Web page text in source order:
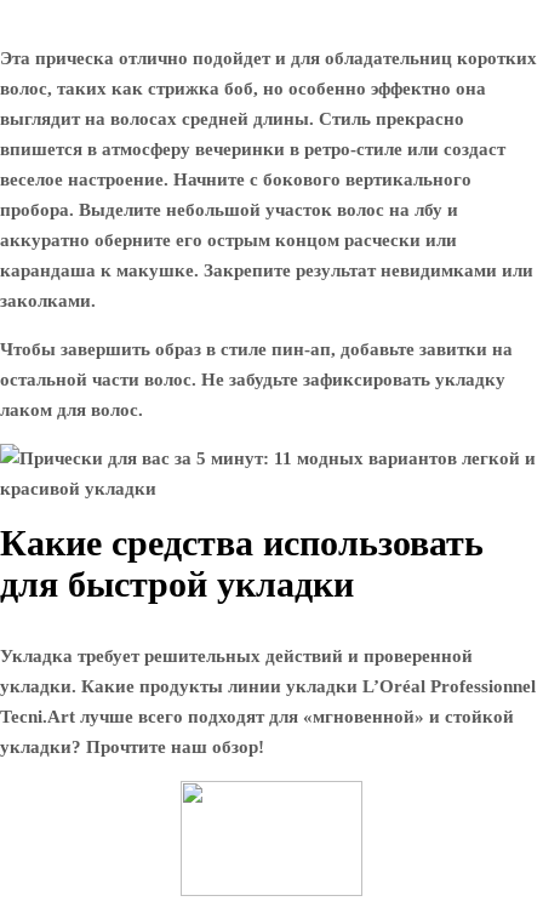
Эта прическа отлично подойдет и для обладательниц коротких
волос, таких как стрижка боб, но особенно эффектно она
выглядит на волосах средней длины. Стиль прекрасно
впишется в атмосферу вечеринки в ретро-стиле или создаст
веселое настроение. Начните с бокового вертикального
пробора. Выделите небольшой участок волос на лбу и
аккуратно оберните его острым концом расчески или
карандаша к макушке. Закрепите результат невидимками или
заколками.
Чтобы завершить образ в стиле пин-ап, добавьте завитки на
остальной части волос. Не забудьте зафиксировать укладку
лаком для волос.
Какие средства использовать
для быстрой укладки
Укладка требует решительных действий и проверенной
укладки. Какие продукты линии укладки L’Oréal Professionnel
Tecni.Art лучше всего подходят для «мгновенной» и стойкой
укладки? Прочтите наш обзор!